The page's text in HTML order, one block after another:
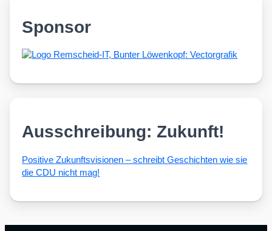
Sponsor
Ausschreibung: Zukunft!
Posi­ti­ve Zukunfts­vi­sio­nen – schreibt Geschich­ten wie sie
die CDU nicht mag!